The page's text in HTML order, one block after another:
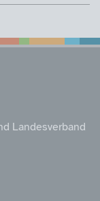
Landesverband